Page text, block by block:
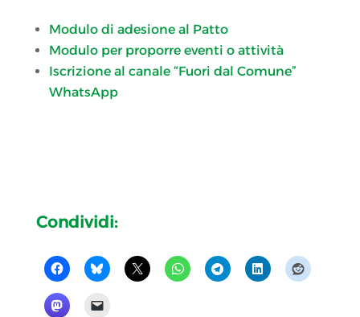
Modulo di adesione al Patto
Modulo per proporre eventi o attività
Iscrizione al canale “Fuori dal Comune”
WhatsApp
Condividi: